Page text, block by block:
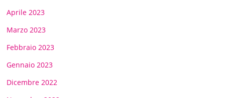
Aprile 2023
Marzo 2023
Febbraio 2023
Gennaio 2023
Dicembre 2022